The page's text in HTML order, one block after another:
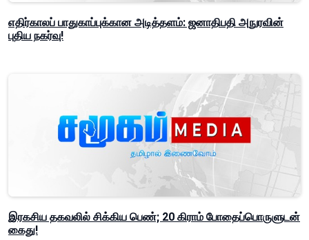
எதிர்காலப் பாதுகாப்புக்கான அடித்தளம்: ஜனாதிபதி அநுரவின்
புதிய நகர்வு!
இரகசிய தகவலில் சிக்கிய பெண்; 20 கிராம் போதைப்பொருளுடன்
கைது!